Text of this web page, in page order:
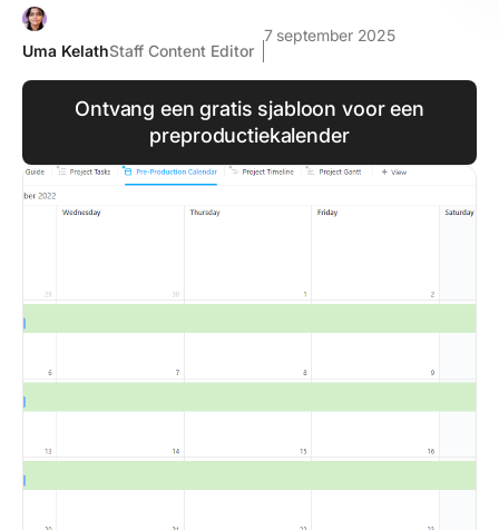
Uma KelathStaff Content Editor
7 september 2025
Ontvang een gratis sjabloon voor een
preproductiekalender